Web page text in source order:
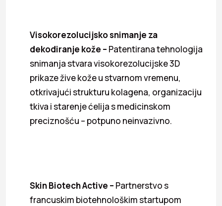
Visokorezolucijsko snimanje za
dekodiranje kože – Patentirana tehnologija
snimanja stvara visokorezolucijske 3D
prikaze žive kože u stvarnom vremenu,
otkrivajući strukturu kolagena, organizaciju
tkiva i starenje ćelija s medicinskom
preciznošću – potpuno neinvazivno.
Skin Biotech Active – Partnerstvo s
francuskim biotehnološkim startupom